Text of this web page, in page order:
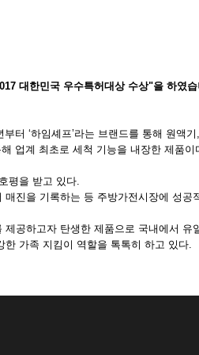
대한민국 우수특허대상 수상"을 하였습
터 ‘하임셰프’라는 브랜드를 통해 원
업계 최초로 세척 기능을 내장한 제품이
평을 받고 있다.
진을 기록하는 등 주방가전시장에 성공
공하고자 탄생한 제품으로 국내에서
가족 지킴이 역할을 톡톡히 하고 있다.